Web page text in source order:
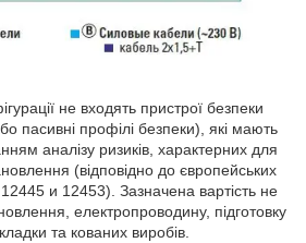
не входять пристрої безпеки
пасивні профілі безпеки), які мають
аналізу ризиків, характерних для
(відповідно до європейських
и 12453). Зазначена вартість не
електропроводину, підготовку
та кованих виробів.